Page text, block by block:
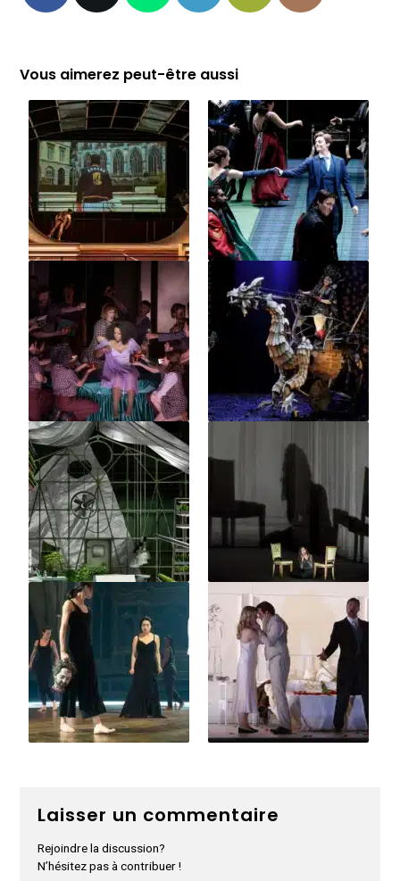
Vous aimerez peut-être aussi
Laisser un commentaire
Rejoindre la discussion?
N’hésitez pas à contribuer !